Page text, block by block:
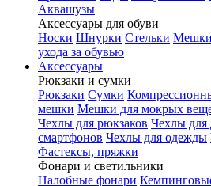
Аквашузы
Аксессуары для обуви
Носки Шнурки Стельки Мешки
ухода за обувью
Аксессуары
Рюкзаки и сумки
Рюкзаки Сумки
мешки Мешки для мокрых
Чехлы для рюкзаков Чехлы для
смартфонов Чехлы для одежды
Фастексы, пряжки
Фонари и светильники
Налобные фонари